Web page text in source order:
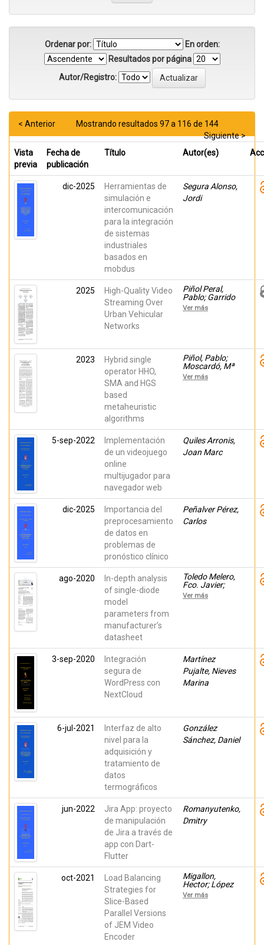
Ordenar por:
En orden:
Resultados por página
Autor/Registro:
Mostrando resultados 97 a 116 de 144
< Anterior
Siguiente >
Vista
previa
Fecha de
publicación
Título Autor(es)
dic-2025
Herramientas de
simulación e
intercomunicación
para la integración
de sistemas
industriales
basados en
mobdus
Segura Alonso,
Jordi
2025
High-Quality Video
Streaming Over
Urban Vehicular
Networks
Piñol Peral,
Pablo; Garrido
Abenza, Pedro
Pablo; Perez
Otoniel
Ver más
2023
Hybrid single
operator HHO,
SMA and HGS
based
metaheuristic
algorithms
Piñol, Pablo;
Moscardó, Mª
José; Migallón-
Gomis, Héctor;
Ver más
5-sep-2022
Implementación
de un videojuego
online
multijugador para
navegador web
Quiles Arronis,
Joan Marc
dic-2025
Importancia del
preprocesamiento
de datos en
problemas de
pronóstico clínico
Peñalver Pérez,
Carlos
ago-2020
In-depth analysis
of single-diode
model
parameters from
manufacturer’s
datasheet
Toledo Melero,
Fco. Javier;
Blanes, Jose
M.; Galiano,
Ver más
3-sep-2020
Integración
segura de
WordPress con
NextCloud
Martínez
Pujalte, Nieves
Marina
6-jul-2021
Interfaz de alto
nivel para la
adquisición y
tratamiento de
datos
termográficos
González
Sánchez, Daniel
jun-2022
Jira App: proyecto
de manipulación
de Jira a través de
app con Dart-
Flutter
Romanyutenko,
Dmitry
oct-2021
Load Balancing
Strategies for
Slice-Based
Parallel Versions
of JEM Video
Encoder
Migallon,
Hector; López
Granado,
Otoniel Mario;
Ver más